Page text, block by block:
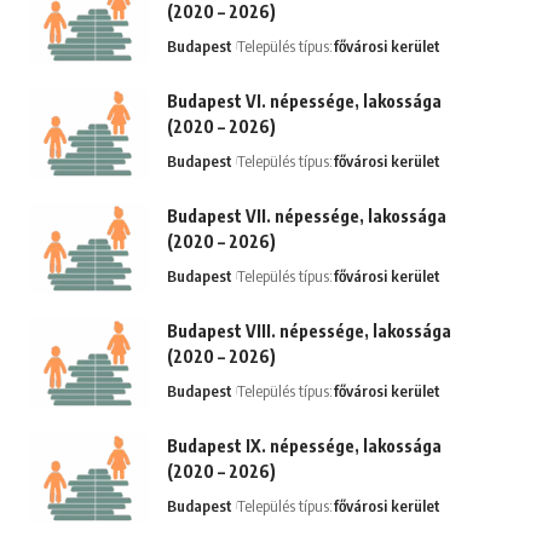
(2020 – 2026)
Budapest Település típus:fővárosi kerület
Budapest VI. népessége, lakossága
(2020 – 2026)
Budapest Település típus:fővárosi kerület
Budapest VII. népessége, lakossága
(2020 – 2026)
Budapest Település típus:fővárosi kerület
Budapest VIII. népessége, lakossága
(2020 – 2026)
Budapest Település típus:fővárosi kerület
Budapest IX. népessége, lakossága
(2020 – 2026)
Budapest Település típus:fővárosi kerület